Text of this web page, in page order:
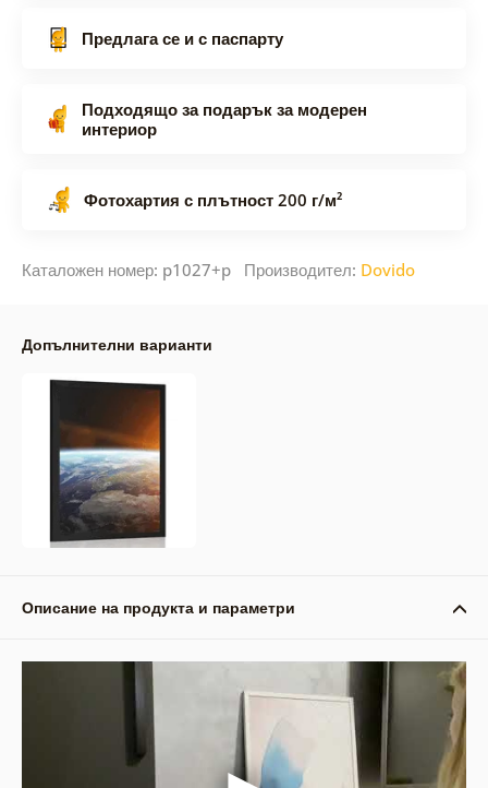
Предлага се и с паспарту
Подходящо за подарък за модерен
интериор
Фотохартия с плътност 200 г/м²
Каталожен номер: p1027+p Производител: Dovido
Допълнителни варианти
Описание на продукта и параметри